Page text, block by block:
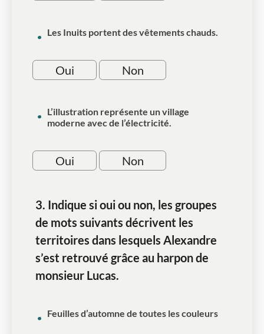
Les Inuits portent des vêtements chauds.
Oui Non
L’illustration représente un village
moderne avec de l’électricité.
Oui Non
3. Indique si oui ou non, les groupes
de mots suivants décrivent les
territoires dans lesquels Alexandre
s’est retrouvé grâce au harpon de
monsieur Lucas.
Feuilles d’automne de toutes les couleurs